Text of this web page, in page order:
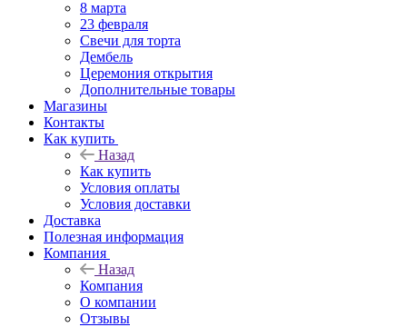
8 марта
23 февраля
Свечи для торта
Дембель
Церемония открытия
Дополнительные товары
Магазины
Контакты
Как купить
Назад
Как купить
Условия оплаты
Условия доставки
Доставка
Полезная информация
Компания
Назад
Компания
О компании
Отзывы